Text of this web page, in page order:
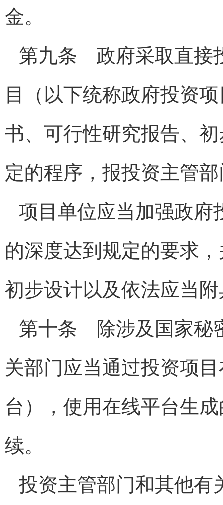
金。
第九条 政府采取直接
目（以下统称政府投资
书、可行性研究报告、
定的程序，报投资主管
项目单位应当加强政府
的深度达到规定的要求
初步设计以及依法应当
第十条 除涉及国家秘
关部门应当通过投资项
台），使用在线平台生
续。
投资主管部门和其他有